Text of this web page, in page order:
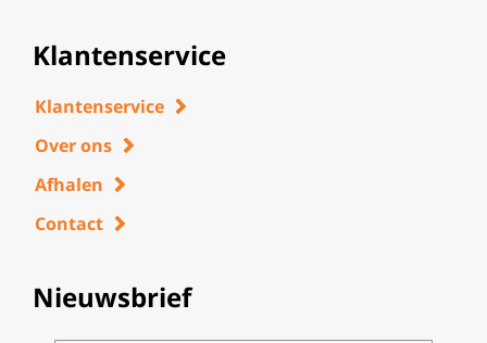
Klantenservice
Klantenservice
Over ons
Afhalen
Contact
Nieuwsbrief